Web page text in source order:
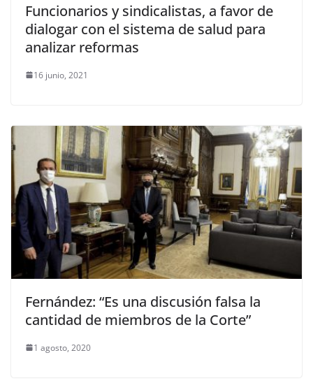
Funcionarios y sindicalistas, a favor de
dialogar con el sistema de salud para
analizar reformas
16 junio, 2021
Fernández: “Es una discusión falsa la
cantidad de miembros de la Corte”
1 agosto, 2020